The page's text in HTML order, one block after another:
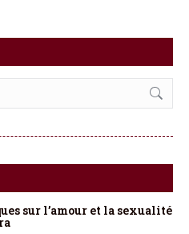
sur l’amour et la sexualité